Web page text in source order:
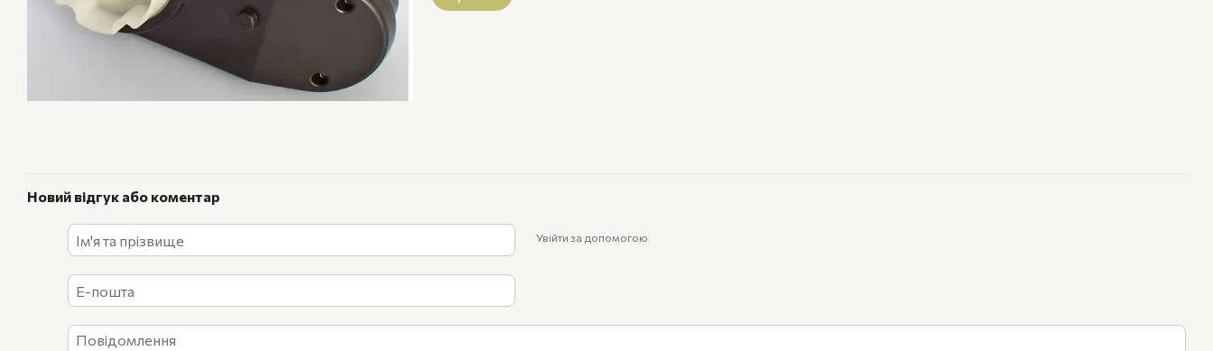
Новий відгук або коментар
Увійти за допомогою